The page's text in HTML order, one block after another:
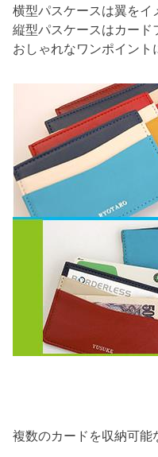
横型パスケースは翼をイ
縦型パスケースはカード
おしゃれなワンポイント
複数のカードを収納可能